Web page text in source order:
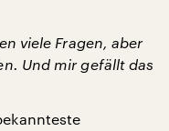
viele Fragen, aber
Und mir gefällt das